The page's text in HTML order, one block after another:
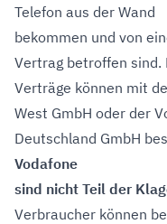
Telefon aus der Wand
bekommen und von
Vertrag betroffen sind.
Verträge können mit
West GmbH oder der
Deutschland GmbH
Vodafone
sind nicht Teil der
Verbraucher können